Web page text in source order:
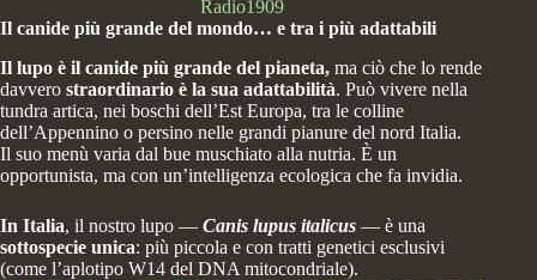
Radio1909
Il canide più grande del mondo… e tra i più adattabili
Il lupo è il canide più grande del pianeta, ma ciò che lo rende
davvero straordinario è la sua adattabilità. Può vivere nella
tundra artica, nei boschi dell’Est Europa, tra le colline
dell’Appennino o persino nelle grandi pianure del nord Italia.
Il suo menù varia dal bue muschiato alla nutria. È un
opportunista, ma con un’intelligenza ecologica che fa invidia.
In Italia, il nostro lupo — Canis lupus italicus — è una
sottospecie unica: più piccola e con tratti genetici esclusivi
(come l’aplotipo W14 del DNA mitocondriale).